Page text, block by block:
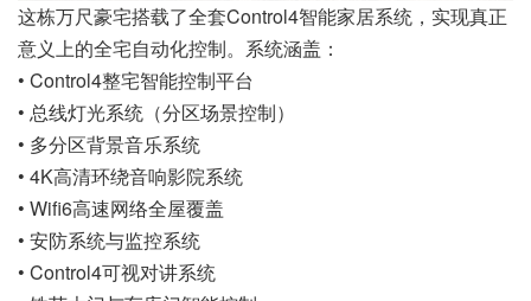
这栋万尺豪宅搭载了全套Control4智能家居系统，实现真正
意义上的全宅自动化控制。系统涵盖：
• Control4整宅智能控制平台
• 总线灯光系统（分区场景控制）
• 多分区背景音乐系统
• 4K高清环绕音响影院系统
• Wifi6高速网络全屋覆盖
• 安防系统与监控系统
• Control4可视对讲系统